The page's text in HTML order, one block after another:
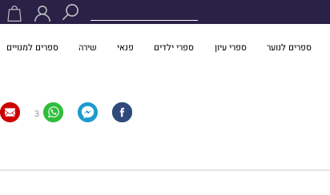
ספרים לנוער ספרי עיון ספרי ילדים פנאי שירה ספרים למנויים
3